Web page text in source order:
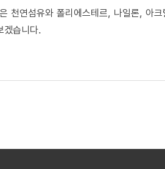
천연섬유와 폴리에스테르, 나일론, 아
겠습니다.